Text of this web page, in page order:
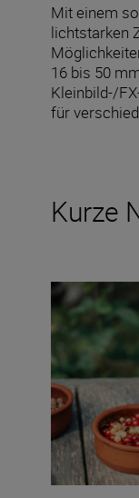
Mit einem
lichtstarken
16 bis 50
Kleinbild-/
für
Kurze